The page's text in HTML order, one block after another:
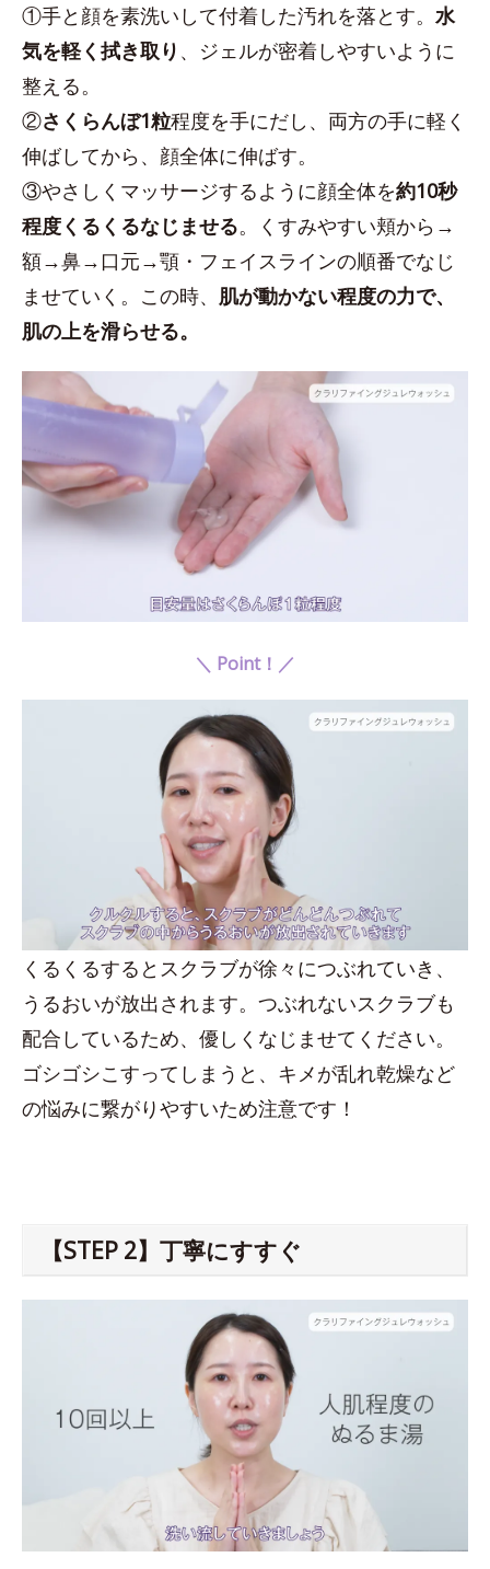
①手と顔を素洗いして付着した汚れを落とす。 水
気を軽く拭き取り 、ジェルが密着しやすいように
整える。
②さくらんぼ1粒程度を手にだし、両方の手に軽く
伸ばしてから、顔全体に伸ばす。
③やさしくマッサージするように顔全体を約10秒
程度くるくるなじませる。くすみやすい頬から→
額→鼻→口元→顎・フェイスラインの順番でなじ
ませていく。この時、 肌が動かない程度の力で、
肌の上を滑らせる。
＼ Point！／
くるくるするとスクラブが徐々につぶれていき、
うるおいが放出されます。つぶれないスクラブも
配合しているため、優しくなじませてください。
ゴシゴシこすってしまうと、キメが乱れ乾燥など
の悩みに繋がりやすいため注意です！
【STEP 2】丁寧にすすぐ